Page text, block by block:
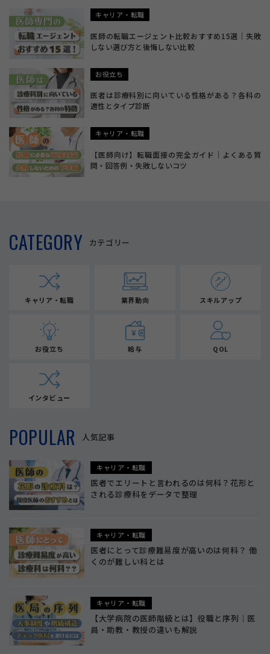
キャリア・転職
医師の転職エージェント比較おすすめ15選｜失敗
しない選び方と後悔しない比較
お役立ち
医者は診療科別に向いている性格がある？各科の
適性とタイプ診断
キャリア・転職
【医師向け】転職面接の完全ガイド｜よくある質
問・回答例・失敗しないコツ
CATEGORY カテゴリー
キャリア・転職 業界動向 スキルアップ
お役立ち 給与 QOL
インタビュー
POPULAR 人気記事
キャリア・転職
医者でエリートと言われるのは何科？花形と
される診療科をデータで整理
キャリア・転職
医者にとって診療難易度が高いのは何科？ 働
くのが難しい科とは
キャリア・転職
【大学病院の医師階級とは】役職と序列｜医
員・助教・教授の違いも解説